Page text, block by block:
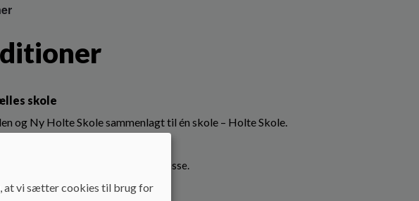
skole
og Ny Holte Skole sammenlagt til én skole – Holte Skole.
huser elever fra 0. til 5. klasse.
rummer elever fra 6. til 9. klasse.
at vi sætter cookies til brug for